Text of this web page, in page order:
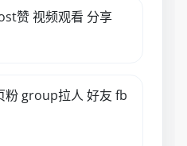
赞 视频观看 分享
group拉人 好友 fb